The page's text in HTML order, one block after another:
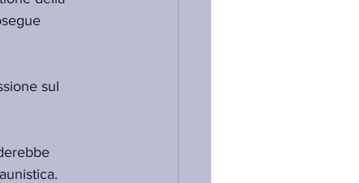
sul